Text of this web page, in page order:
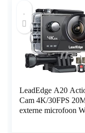
LeadEdge A20
Cam 4K/30FPS
externe microfoon